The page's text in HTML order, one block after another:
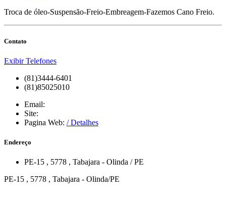
Troca de óleo-Suspensão-Freio-Embreagem-Fazemos Cano Freio.
Contato
Exibir Telefones
(81)3444-6401
(81)85025010
Email:
Site:
Pagina Web: / Detalhes
Endereço
PE-15 , 5778 , Tabajara - Olinda /PE
PE-15 , 5778 , Tabajara - Olinda/PE